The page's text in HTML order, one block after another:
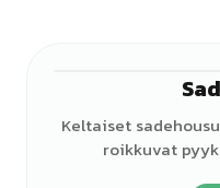
Keltaiset
roikkuvat